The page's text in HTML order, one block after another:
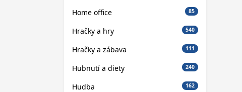
Home office 85
Hračky a hry 540
Hračky a zábava 111
Hubnutí a diety 240
Hudba 162